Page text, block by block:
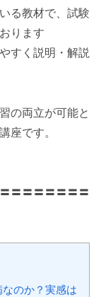
る教材で、試験
ります
すく説明・解説
の両立が可能と
座です。
〓〓〓〓〓〓〓
のか？実感は